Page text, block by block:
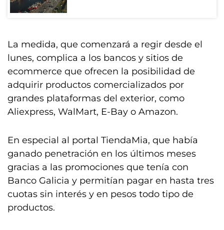
La medida, que comenzará a regir desde el
lunes, complica a los bancos y sitios de
ecommerce que ofrecen la posibilidad de
adquirir productos comercializados por
grandes plataformas del exterior, como
Aliexpress, WalMart, E-Bay o Amazon.
En especial al portal TiendaMia, que había
ganado penetración en los últimos meses
gracias a las promociones que tenía con
Banco Galicia y permitían pagar en hasta tres
cuotas sin interés y en pesos todo tipo de
productos.